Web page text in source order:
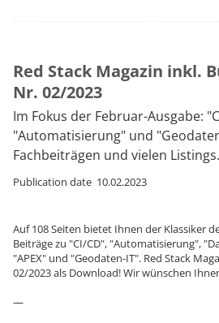
Red Stack Magazin inkl.
Nr. 02/2023
Im Fokus der Februar-Ausgabe:
"Automatisierung" und
Fachbeiträgen und vielen Listings.
Publication date 10.02.2023
Auf 108 Seiten bietet Ihnen der Klassiker
Beiträge zu "CI/CD", "Automatisierung",
"APEX" und "Geodaten-IT". Red Stack
02/2023 als Download! Wir wünschen
—